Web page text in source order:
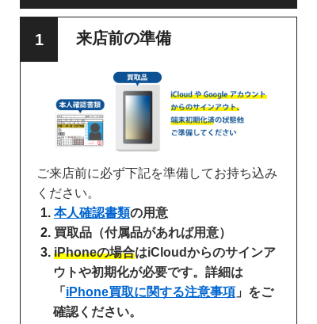
来店前の準備
ご来店前に必ず下記を準備してお持ち込み
ください。
本人確認書類の用意
買取品（付属品があれば用意）
iPhoneの場合はiCloudからのサインア
ウトや初期化が必要です。詳細は
「 iPhone買取に関する注意事項 」をご
確認ください。